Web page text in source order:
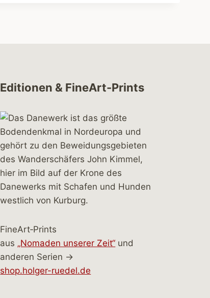
Editionen & FineArt-Prints
FineArt‑Prints
aus „Nomaden unserer Zeit“ und
anderen Serien →
shop.holger-ruedel.de